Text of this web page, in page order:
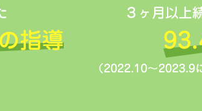
指導
３ヶ月以上
（2022.10～2023.9